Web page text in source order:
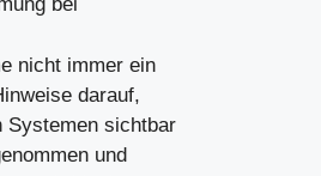
nicht immer ein
darauf,
Systemen sichtbar
und